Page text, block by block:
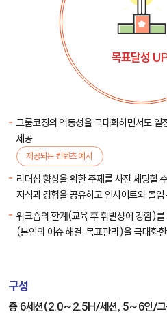
목표달성
그룹코칭의 역동성을 극대화하면서도
제공
제공되는 컨텐츠 예시
리더십 향상을 위한 주제를 사전 세팅할
지식과 경험을 공유하고 인사이트와 몰입
위크숍의 한계(교육 후 휘발성이 강함)
(본인의 이슈 해결, 목표관리)을 극대화
구성
총 6세션(2.0~2.5H/세션, 5~6인/그